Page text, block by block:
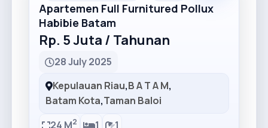
Apartemen Full Furnitured Pollux
Habibie Batam
Rp. 5 Juta / Tahunan
28 July 2025
Kepulauan Riau,B A T A M,
Batam Kota,Taman Baloi
24 M2 1 1